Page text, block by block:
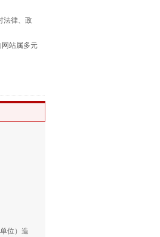
法律、政
站属多元
位）造